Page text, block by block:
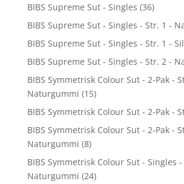
BIBS Supreme Sut - Singles (36)
BIBS Supreme Sut - Singles - Str. 1 -
BIBS Supreme Sut - Singles - Str. 1 -
BIBS Supreme Sut - Singles - Str. 2 -
BIBS Symmetrisk Colour Sut - 2-Pak -
Naturgummi (15)
BIBS Symmetrisk Colour Sut - 2-Pak -
BIBS Symmetrisk Colour Sut - 2-Pak -
Naturgummi (8)
BIBS Symmetrisk Colour Sut - Singles
Naturgummi (24)